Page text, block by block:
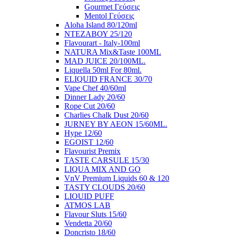
Gourmet Γεύσεις
Mentol Γεύσεις
Aloha Island 80/120ml
ΝΤΕΖΑΒΟΥ 25/120
Flavourart - Italy-100ml
NATURA Mix&Taste 100ML
MAD JUICE 20/100ML.
Liquella 50ml For 80ml.
ELIQUID FRANCE 30/70
Vape Chef 40/60ml
Dinner Lady 20/60
Rope Cut 20/60
Charlies Chalk Dust 20/60
JURNEY BY AEON 15/60ML.
Hype 12/60
EGOIST 12/60
Flavourist Premix
ΤΑSTE CARSULE 15/30
LIQUA MIX AND GO
VnV Premium Liquids 60 & 120
TASTY CLOUDS 20/60
LIOUID PUFF
ATMOS LAB
Flavour Sluts 15/60
Vendetta 20/60
Doncristo 18/60